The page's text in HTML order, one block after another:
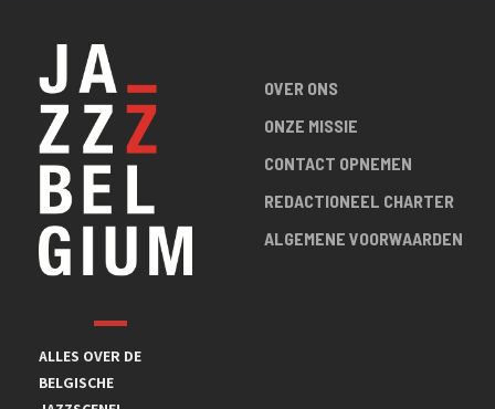
ALLES OVER DE
BELGISCHE
OVER ONS
ONZE MISSIE
CONTACT OPNEMEN
REDACTIONEEL CHARTER
ALGEMENE VOORWAARDEN